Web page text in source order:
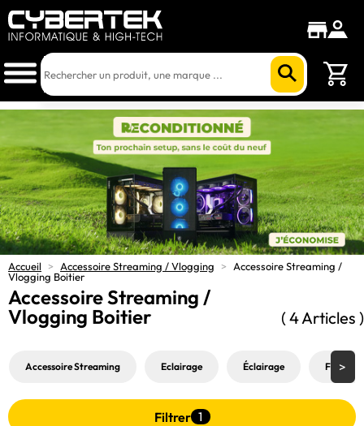
Accueil > Accessoire Streaming / Vlogging >
Accessoire Streaming /
Vlogging Boitier
Accessoire Streaming /
Vlogging Boitier
( 4 Articles )
Accessoire Streaming Eclairage Éclairage Fond
Filtrer 1